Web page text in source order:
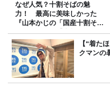
なぜ人気？十割そばの魅
力！ 最高に美味しかった
『山本かじの「国産十割そ
ば」』とは？【十割そば10種
食べ比べ】
【“着た
クマンの